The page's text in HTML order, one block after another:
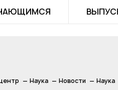
Наука Новости Наука